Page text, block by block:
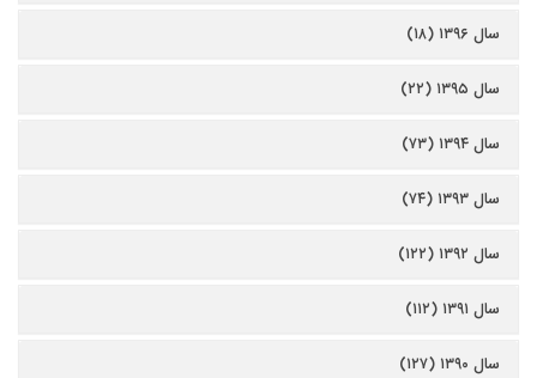
سال ۱۳۹۶ (۱۸)
سال ۱۳۹۵ (۲۲)
سال ۱۳۹۴ (۷۳)
سال ۱۳۹۳ (۷۴)
سال ۱۳۹۲ (۱۲۲)
سال ۱۳۹۱ (۱۱۲)
سال ۱۳۹۰ (۱۲۷)